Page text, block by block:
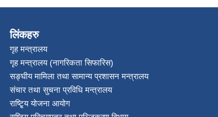
लिंकहरु
गृह मन्त्रालय
गृह मन्त्रालय (नागरिकता सिफारिस)
सङ्घीय मामिला तथा सामान्य प्रशासन मन्त्रालय
संचार तथा सुचना प्रविधि मन्त्रालय
राष्टि्ृय योजना आयोग